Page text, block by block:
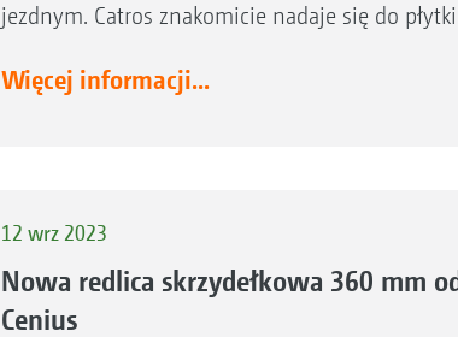
jezdnym. Catros znakomicie nadaje się do
Więcej informacji...
12 wrz 2023
Nowa redlica skrzydełkowa 360 mm
Cenius